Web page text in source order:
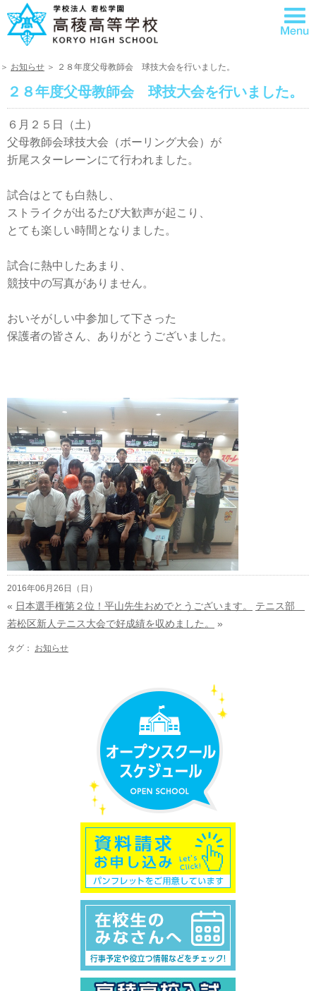
＞ お知らせ ＞ ２８年度父母教師会 球技大会を行いました。
２８年度父母教師会 球技大会を行いました。
６月２５日（土）
父母教師会球技大会（ボーリング大会）が
折尾スターレーンにて行われました。
試合はとても白熱し、
ストライクが出るたび大歓声が起こり、
とても楽しい時間となりました。
試合に熱中したあまり、
競技中の写真がありません。
おいそがしい中参加して下さった
保護者の皆さん、ありがとうございました。
2016年06月26日（日）
« 日本選手権第２位！平山先生おめでとうございます。
テニス部
若松区新人テニス大会で好成績を収めました。
»
タグ： お知らせ